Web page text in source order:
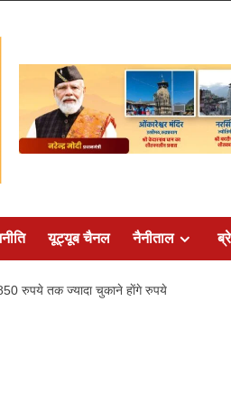
यूट्यूब चैनल नैनीताल
रुपये तक ज्यादा चुकाने हाेंगे रुपये